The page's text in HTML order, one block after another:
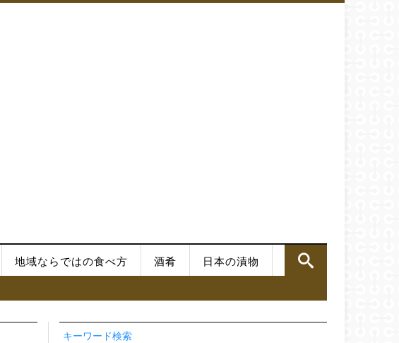
地域ならではの食べ方 酒肴 日本の漬物
キーワード検索